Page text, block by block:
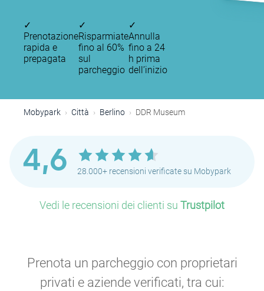
✓
Prenotazione
rapida e
prepagata
✓
Risparmiate
fino al 60%
sul
parcheggio
✓
Annulla
fino a 24
h prima
dell’inizio
Mobypark Città Berlino DDR Museum
4,6 28.000+ recensioni verificate su Mobypark
Vedi le recensioni dei clienti su Trustpilot
Prenota un parcheggio con proprietari
privati e aziende verificati, tra cui: